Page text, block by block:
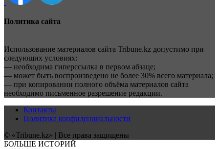
Политика сайта
Использование материалов сайта Tribune.kz допустимо при
следующих условиях:
— необходима гиперссылка в первом абзаце;
— может быть воспроизведено не более 30% всего материала;
— при копировании полного объёма материалов сайта
необходимо письменное разрешение редакции.
Контакты
Политика конфиденциальности
© «Tribune.kz» | Все права защищены
БОЛЬШЕ ИСТОРИЙ